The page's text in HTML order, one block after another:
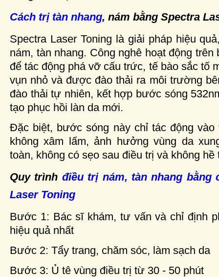
Cách trị tàn nhang, nám bằng Spectra
Spectra Laser Toning là giải pháp hiệu
nám, tàn nhang. Công nghê hoạt động
để tác động phá vỡ cấu trức, tế bào sắc tố
vụn nhỏ và được đào thải ra môi trường
đào thải tự nhiên, kết hợp bước sóng
tạo phục hồi làn da mới.
Đặc biệt, bước sóng này chỉ tác động vào
không xâm lấm, ảnh hưởng vùng da
toàn, không có sẹo sau điều trị và không
Quy trình điều trị nám, tàn nhang bằng
Laser Toning
Bước 1: Bác sĩ khám, tư vấn và chỉ định
hiệu quả nhất
Bước 2: Tẩy trang, chăm sóc, làm sạch da
Bước 3: Ủ tê vùng điều trị từ 30 - 50 phút